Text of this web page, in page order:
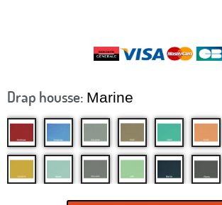
Drap housse Marine